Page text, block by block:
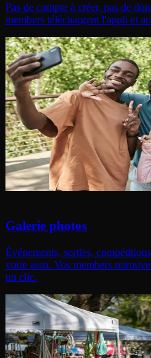
Pas de compte à créer, pas de
members téléchargent l'appli et
Galerie photos
Événements, sorties,
votre asso. Vos members
un clic.